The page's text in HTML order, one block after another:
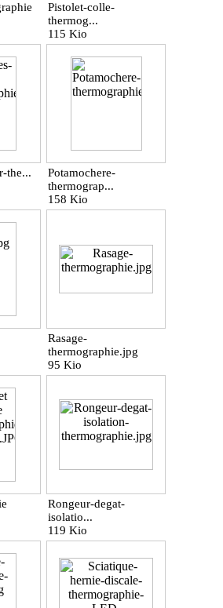
Pistolet-colle-
thermog...
115 Kio
the...
Potamochere-
thermograp...
158 Kio
Rasage-
thermographie.jpg
95 Kio
Rongeur-degat-
isolatio...
119 Kio